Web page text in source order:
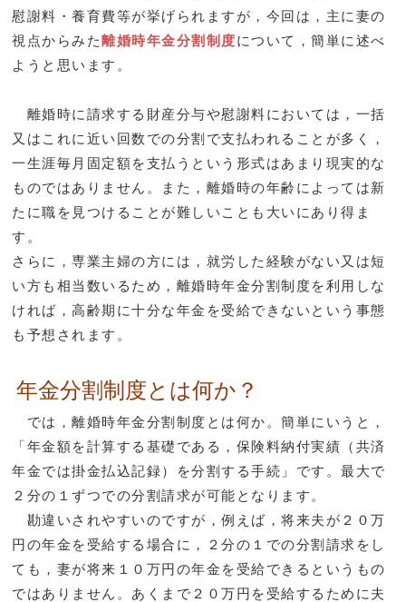
慰謝料・養育費等が挙げられますが，今回は，主に妻の
視点からみた離婚時年金分割制度について，簡単に述べ
ようと思います。
離婚時に請求する財産分与や慰謝料においては，一括
又はこれに近い回数での分割で支払われることが多く，
一生涯毎月固定額を支払うという形式はあまり現実的な
ものではありません。また，離婚時の年齢によっては新
たに職を見つけることが難しいことも大いにあり得ま
す。
さらに，専業主婦の方には，就労した経験がない又は短
い方も相当数いるため，離婚時年金分割制度を利用しな
ければ，高齢期に十分な年金を受給できないという事態
も予想されます。
年金分割制度とは何か？
では，離婚時年金分割制度とは何か。簡単にいうと，
「年金額を計算する基礎である，保険料納付実績（共済
年金では掛金払込記録）を分割する手続」です。最大で
２分の１ずつでの分割請求が可能となります。
勘違いされやすいのですが，例えば，将来夫が２０万
円の年金を受給する場合に，２分の１での分割請求をし
ても，妻が将来１０万円の年金を受給できるというもの
ではありません。あくまで２０万円を受給するために夫